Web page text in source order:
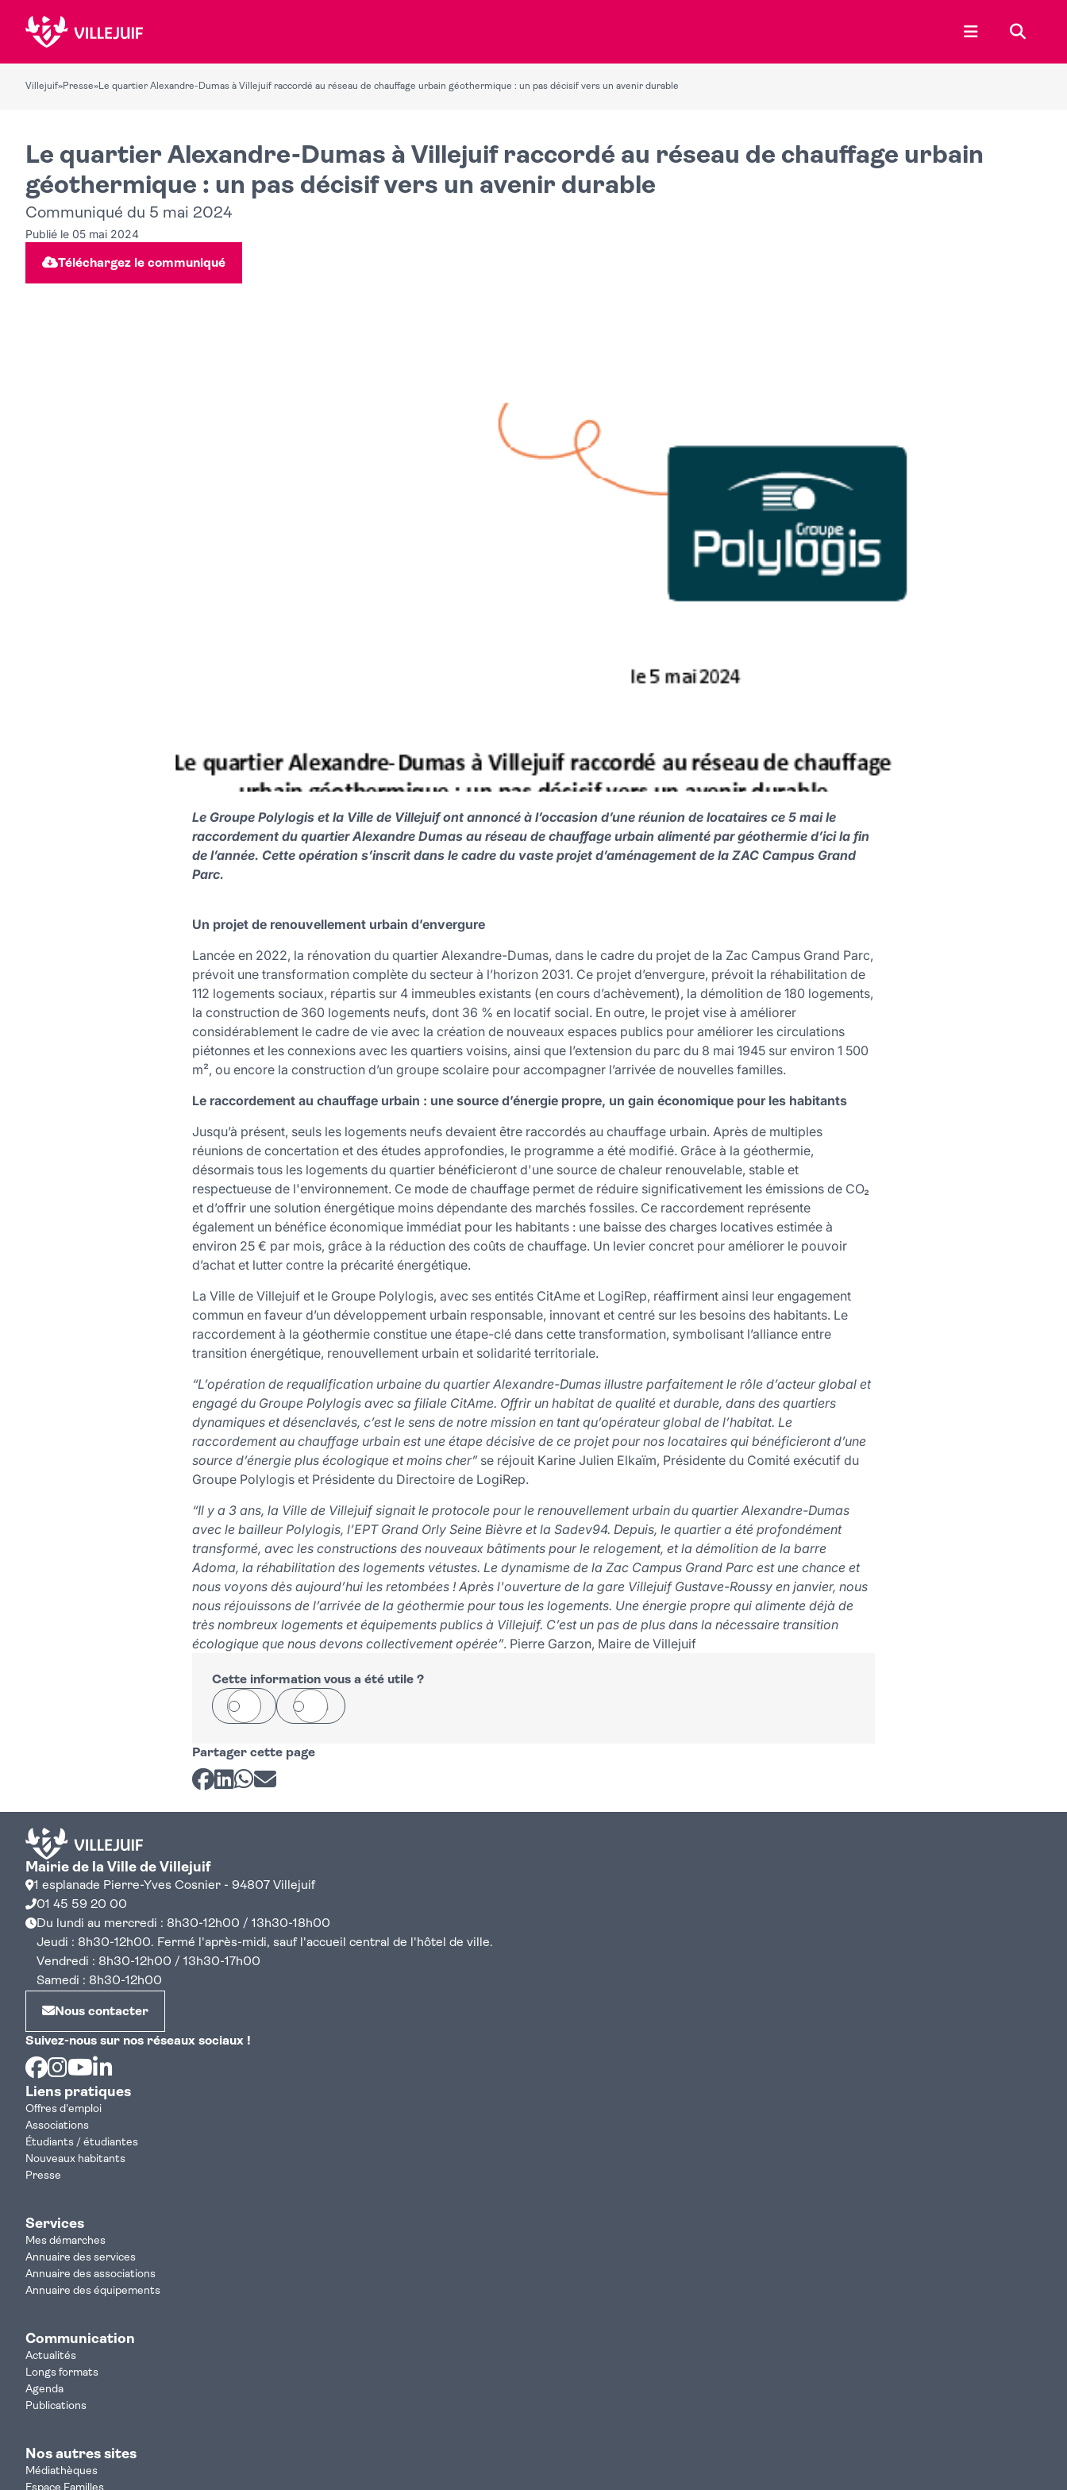
Ouvrir le menu
Villejuif»Presse»Le quartier Alexandre-Dumas à Villejuif raccordé au réseau de chauffage urbain géothermique : un pas décisif vers un avenir durable
Le quartier Alexandre-Dumas à Villejuif raccordé au réseau de chauffage urbain
géothermique : un pas décisif vers un avenir durable
Communiqué du 5 mai 2024
Publié le 05 mai 2024
Téléchargez le communiqué
Le Groupe Polylogis et la Ville de Villejuif ont annoncé à l’occasion d’une réunion de locataires ce 5 mai le
raccordement du quartier Alexandre Dumas au réseau de chauffage urbain alimenté par géothermie d’ici la fin
de l’année. Cette opération s’inscrit dans le cadre du vaste projet d’aménagement de la ZAC Campus Grand
Parc.
Un projet de renouvellement urbain d’envergure
Lancée en 2022, la rénovation du quartier Alexandre-Dumas, dans le cadre du projet de la Zac Campus Grand Parc,
prévoit une transformation complète du secteur à l’horizon 2031. Ce projet d’envergure, prévoit la réhabilitation de
112 logements sociaux, répartis sur 4 immeubles existants (en cours d’achèvement), la démolition de 180 logements,
la construction de 360 logements neufs, dont 36 % en locatif social. En outre, le projet vise à améliorer
considérablement le cadre de vie avec la création de nouveaux espaces publics pour améliorer les circulations
piétonnes et les connexions avec les quartiers voisins, ainsi que l’extension du parc du 8 mai 1945 sur environ 1 500
m², ou encore la construction d’un groupe scolaire pour accompagner l’arrivée de nouvelles familles.
Le raccordement au chauffage urbain : une source d’énergie propre, un gain économique pour les habitants
Jusqu’à présent, seuls les logements neufs devaient être raccordés au chauffage urbain. Après de multiples
réunions de concertation et des études approfondies, le programme a été modifié. Grâce à la géothermie,
désormais tous les logements du quartier bénéficieront d'une source de chaleur renouvelable, stable et
respectueuse de l'environnement. Ce mode de chauffage permet de réduire significativement les émissions de CO₂
et d’offrir une solution énergétique moins dépendante des marchés fossiles. Ce raccordement représente
également un bénéfice économique immédiat pour les habitants : une baisse des charges locatives estimée à
environ 25 € par mois, grâce à la réduction des coûts de chauffage. Un levier concret pour améliorer le pouvoir
d’achat et lutter contre la précarité énergétique.
La Ville de Villejuif et le Groupe Polylogis, avec ses entités CitAme et LogiRep, réaffirment ainsi leur engagement
commun en faveur d’un développement urbain responsable, innovant et centré sur les besoins des habitants. Le
raccordement à la géothermie constitue une étape-clé dans cette transformation, symbolisant l’alliance entre
transition énergétique, renouvellement urbain et solidarité territoriale.
“L’opération de requalification urbaine du quartier Alexandre-Dumas illustre parfaitement le rôle d’acteur global et
engagé du Groupe Polylogis avec sa filiale CitAme. Offrir un habitat de qualité et durable, dans des quartiers
dynamiques et désenclavés, c’est le sens de notre mission en tant qu’opérateur global de l’habitat. Le
raccordement au chauffage urbain est une étape décisive de ce projet pour nos locataires qui bénéficieront d’une
source d’énergie plus écologique et moins cher” se réjouit Karine Julien Elkaïm, Présidente du Comité exécutif du
Groupe Polylogis et Présidente du Directoire de LogiRep.
“Il y a 3 ans, la Ville de Villejuif signait le protocole pour le renouvellement urbain du quartier Alexandre-Dumas
avec le bailleur Polylogis, l’EPT Grand Orly Seine Bièvre et la Sadev94. Depuis, le quartier a été profondément
transformé, avec les constructions des nouveaux bâtiments pour le relogement, et la démolition de la barre
Adoma, la réhabilitation des logements vétustes. Le dynamisme de la Zac Campus Grand Parc est une chance et
nous voyons dès aujourd’hui les retombées ! Après l'ouverture de la gare Villejuif Gustave-Roussy en janvier, nous
nous réjouissons de l’arrivée de la géothermie pour tous les logements. Une énergie propre qui alimente déjà de
très nombreux logements et équipements publics à Villejuif. C’est un pas de plus dans la nécessaire transition
écologique que nous devons collectivement opérée”. Pierre Garzon, Maire de Villejuif
Cette information vous a été utile ?
Oui Non
Partager cette page
Partager sur Facebook
Partager sur LinkedIn
Partager sur Whatsapp
Partager par courriel
Mairie de la Ville de Villejuif
1 esplanade Pierre-Yves Cosnier - 94807 Villejuif
01 45 59 20 00
Du lundi au mercredi : 8h30-12h00 / 13h30-18h00
Jeudi : 8h30-12h00. Fermé l'après-midi, sauf l'accueil central de l'hôtel de ville.
Vendredi : 8h30-12h00 / 13h30-17h00
Samedi : 8h30-12h00
Nous contacter
Suivez-nous sur nos réseaux sociaux !
Facebook
Instagram
Youtube
Liens pratiques
Offres d'emploi
Associations
Étudiants / étudiantes
Nouveaux habitants
Presse
Services
Mes démarches
Annuaire des services
Annuaire des associations
Annuaire des équipements
Communication
Actualités
Longs formats
Agenda
Publications
Nos autres sites
Médiathèques